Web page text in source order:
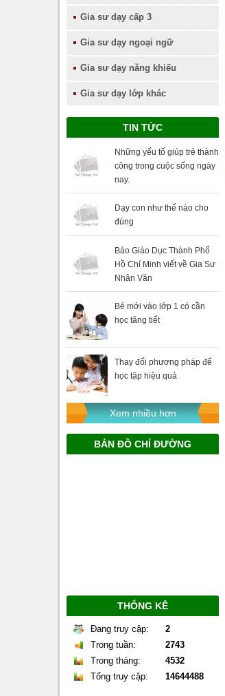
Gia sư dạy cấp 3
Gia sư dạy ngoại ngữ
Gia sư dạy năng khiếu
Gia sư dạy lớp khác
TIN TỨC
Những yếu tố giúp trẻ thành
công trong cuộc sống ngày
nay.
Dạy con như thế nào cho
đúng
Báo Giáo Dục Thành Phố
Hồ Chí Minh viết về Gia Sư
Nhân Văn
Bé mới vào lớp 1 có cần
học tăng tiết
Thay đổi phương pháp để
học tập hiệu quả
Xem nhiều hơn
BẢN ĐỒ CHỈ ĐƯỜNG
THỐNG KÊ
Đang truy cập:
2
Trong tuần:
2743
Trong tháng:
4532
Tổng truy cập:
14644488